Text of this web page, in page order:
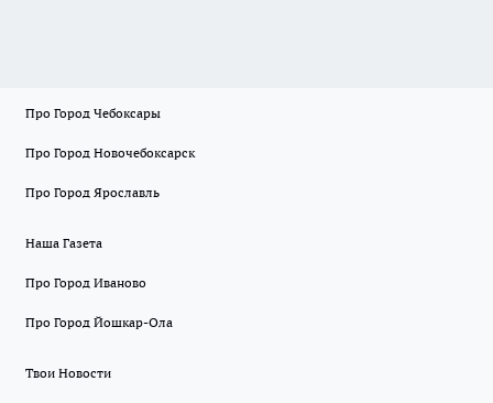
Про Город Чебоксары
Про Город Новочебоксарск
Про Город Ярославль
Наша Газета
Про Город Иваново
Про Город Йошкар-Ола
Твои Новости